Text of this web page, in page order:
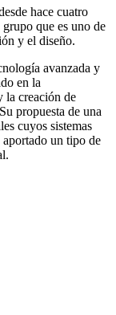
hace cuatro
que es uno de
y el diseño.
avanzada y
en la
la creación de
propuesta de una
cuyos sistemas
un tipo de